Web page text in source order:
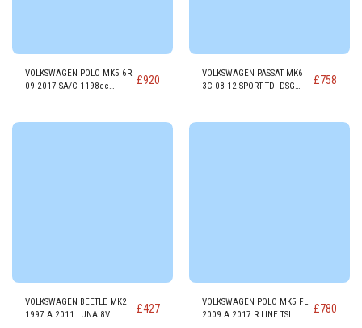
VOLKSWAGEN POLO MK5 6R
09-2017 SA/C 1198cc
£920
VOLKSWAGEN PASSAT MK6
3C 08-12 SPORT TDI DSG
£758
VOLKSWAGEN BEETLE MK2
1997 A 2011 LUNA 8V
£427
VOLKSWAGEN POLO MK5 FL
2009 A 2017 R LINE TSI
£780